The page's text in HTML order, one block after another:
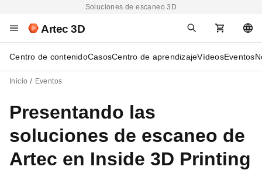
Soluciones de escaneo 3D
Artec 3D
Centro de contenidoCasosCentro de aprendizajeVídeosEventos
Inicio Eventos
Presentando las
soluciones de escaneo de
Artec en Inside 3D Printing